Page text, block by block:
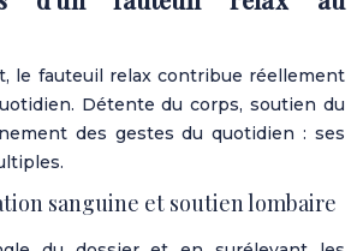
le fauteuil relax contribue réellement
Détente du corps, soutien du
des gestes du quotidien : ses
sanguine et soutien lombaire